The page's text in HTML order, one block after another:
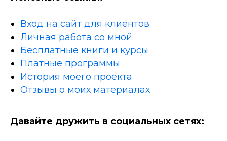
Вход на сайт для клиентов
Личная работа со мной
Бесплатные книги и курсы
Платные программы
История моего проекта
Отзывы о моих материалах
Давайте дружить в социальных сетях: